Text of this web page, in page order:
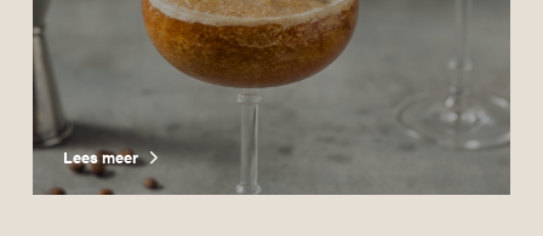
Lees meer